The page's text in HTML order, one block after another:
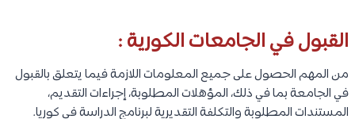
القبول في الجامعات الكورية :
من المهم الحصول على جميع المعلومات اللازمة فيما يتعلق بالقبول
في الجامعة بما في ذلك، المؤهلات المطلوبة، إجراءات التقديم،
المستندات المطلوبة والتكلفة التقديرية لبرنامج الدراسة في كوريا.